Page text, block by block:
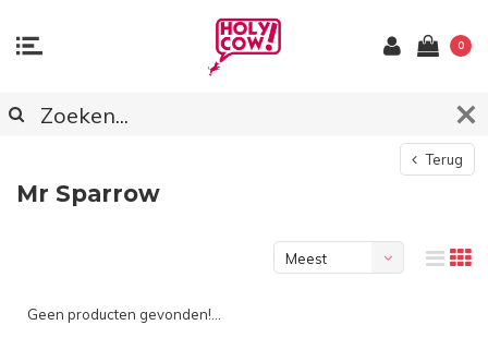
0
Terug
Mr Sparrow
Meest
Geen producten gevonden!...